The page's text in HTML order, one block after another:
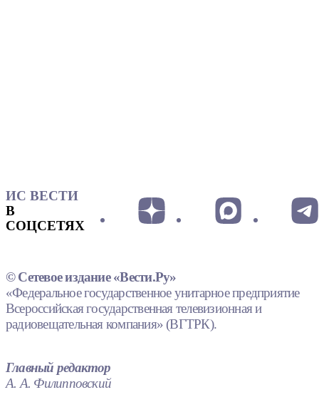
ИС ВЕСТИ
В
СОЦСЕТЯХ
© Сетевое издание «Вести.Ру»
«Федеральное государственное унитарное предприятие
Всероссийская государственная телевизионная и
радиовещательная компания» (ВГТРК).
Главный редактор
А. А. Филипповский